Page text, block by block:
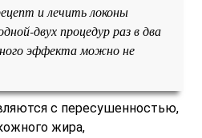
и лечить локоны
двух процедур раз в два
эффекта можно не
с пересушенностью,
жира,